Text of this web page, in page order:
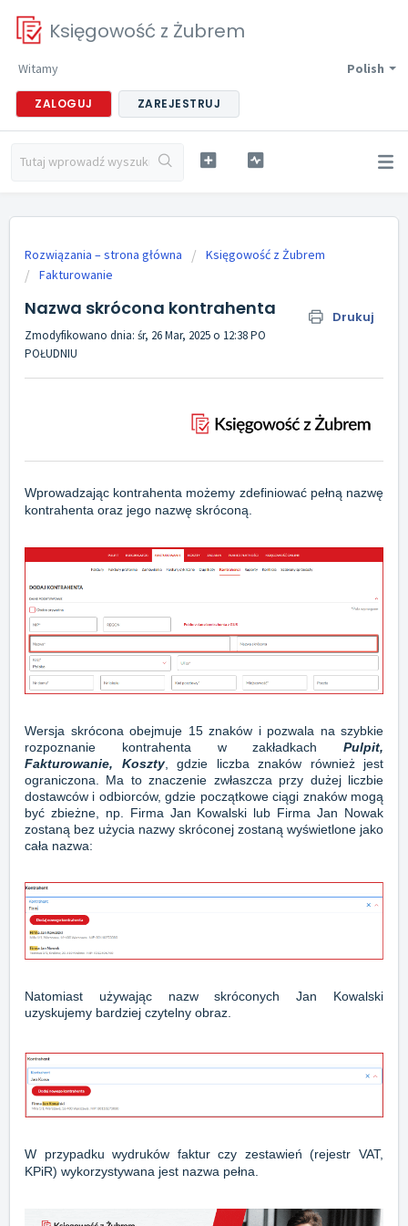
Księgowość z Żubrem
Polish
Witamy
ZALOGUJ ZAREJESTRUJ
Rozwiązania – strona główna
Księgowość z Żubrem
Fakturowanie
Nazwa skrócona kontrahenta Drukuj
Zmodyfikowano dnia: śr, 26 Mar, 2025 o 12:38 PO
POŁUDNIU
Wprowadzając kontrahenta możemy zdefiniować pełną nazwę
kontrahenta oraz jego nazwę skróconą.
Wersja skrócona obejmuje 15 znaków i pozwala na szybkie
rozpoznanie kontrahenta w zakładkach Pulpit,
Fakturowanie, Koszty, gdzie liczba znaków również jest
ograniczona. Ma to znaczenie zwłaszcza przy dużej liczbie
dostawców i odbiorców, gdzie początkowe ciągi znaków mogą
być zbieżne, np. Firma Jan Kowalski lub Firma Jan Nowak
zostaną bez użycia nazwy skróconej zostaną wyświetlone jako
cała nazwa:
Natomiast używając nazw skróconych Jan Kowalski
uzyskujemy bardziej czytelny obraz.
W przypadku wydruków faktur czy zestawień (rejestr VAT,
KPiR) wykorzystywana jest nazwa pełna.